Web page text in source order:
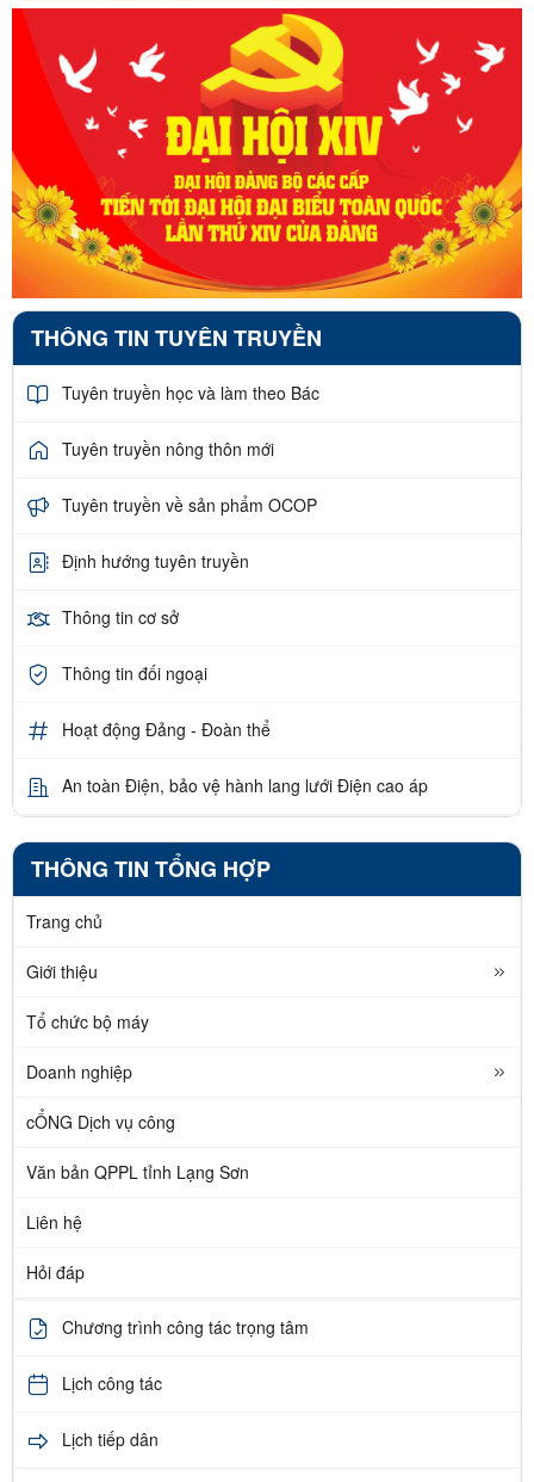
THÔNG TIN TUYÊN TRUYỀN
Tuyên truyền học và làm theo Bác
Tuyên truyền nông thôn mới
Tuyên truyền về sản phẩm OCOP
Định hướng tuyên truyền
Thông tin cơ sở
Thông tin đối ngoại
Hoạt động Đảng - Đoàn thể
An toàn Điện, bảo vệ hành lang lưới Điện cao áp
THÔNG TIN TỔNG HỢP
Trang chủ
Giới thiệu
Tổ chức bộ máy
Doanh nghiệp
cỔNG Dịch vụ công
Văn bản QPPL tỉnh Lạng Sơn
Liên hệ
Hỏi đáp
Chương trình công tác trọng tâm
Lịch công tác
Lịch tiếp dân